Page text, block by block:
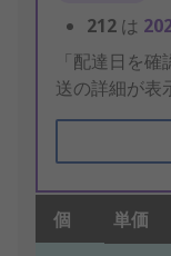
212 は
「配達日を
送の詳細が表
個 単価